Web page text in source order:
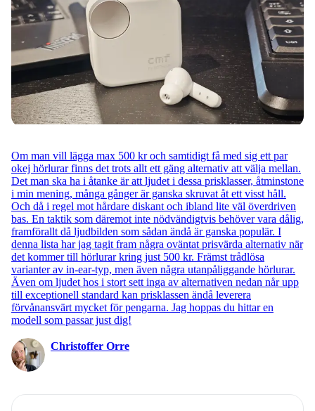
Om man vill lägga max 500 kr och samtidigt få med sig ett par
okej hörlurar finns det trots allt ett gäng alternativ att välja mellan.
Det man ska ha i åtanke är att ljudet i dessa prisklasser, åtminstone
i min mening, många gånger är ganska skruvat åt ett visst håll.
Och då i regel mot hårdare diskant och ibland lite väl överdriven
bas. En taktik som däremot inte nödvändigtvis behöver vara dålig,
framförallt då ljudbilden som sådan ändå är ganska populär. I
denna lista har jag tagit fram några oväntat prisvärda alternativ när
det kommer till hörlurar kring just 500 kr. Främst trådlösa
varianter av in-ear-typ, men även några utanpåliggande hörlurar.
Även om ljudet hos i stort sett inga av alternativen nedan når upp
till exceptionell standard kan prisklassen ändå leverera
förvånansvärt mycket för pengarna. Jag hoppas du hittar en
modell som passar just dig!
Christoffer Orre